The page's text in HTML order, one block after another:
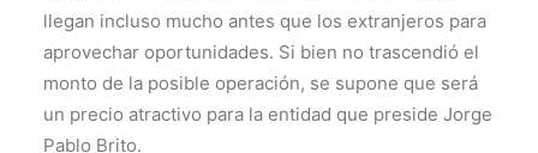
llegan incluso mucho antes que los extranjeros para
aprovechar oportunidades. Si bien no trascendió el
monto de la posible operación, se supone que será
un precio atractivo para la entidad que preside Jorge
Pablo Brito.